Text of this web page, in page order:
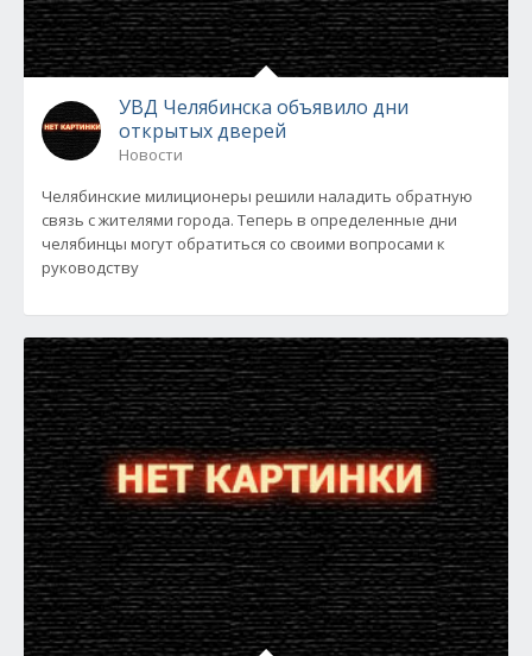
УВД Челябинска объявило дни
открытых дверей
Новости
Челябинские милиционеры решили наладить обратную
связь с жителями города. Теперь в определенные дни
челябинцы могут обратиться со своими вопросами к
руководству